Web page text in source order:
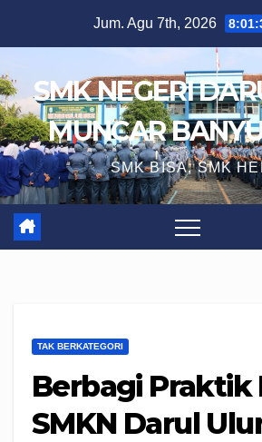
Jum. Agu 7th, 2026
SMK NEGERI
MUNCAR
SMK BISA, SMK
TAK BERKATEGORI
Berbagi Praktik
SMKN Darul